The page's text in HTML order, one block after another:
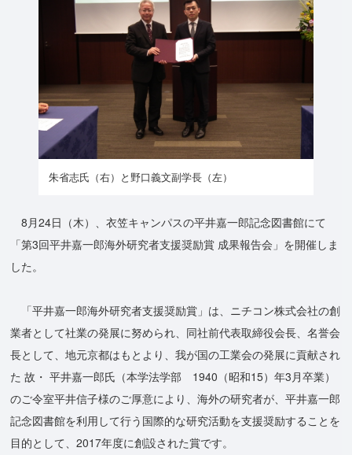
朱省志氏（右）と野口義文副学長（左）
8月24日（木）、衣笠キャンパスの平井嘉一郎記念図書館にて
「第3回平井嘉一郎海外研究者支援奨励賞 成果報告会」を開催しま
した。
「平井嘉一郎海外研究者支援奨励賞」は、ニチコン株式会社の創
業者として社業の発展に努められ、同社前代表取締役会長、名誉会
長として、地元京都はもとより、我が国の工業会の発展に貢献され
た 故・ 平井嘉一郎氏（本学法学部 1940（昭和15）年3月卒業）
のご令室平井信子様のご厚意により、海外の研究者が、平井嘉一郎
記念図書館を利用して行う国際的な研究活動を支援奨励することを
目的として、2017年度に創設された賞です。